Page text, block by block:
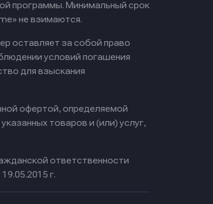
программы. Минимальный срок
не взимаются.
оставляет за собой право
условий погашения
для взыскания
офертой, определяемой
товаров и (или) услуг,
ответственности
г.